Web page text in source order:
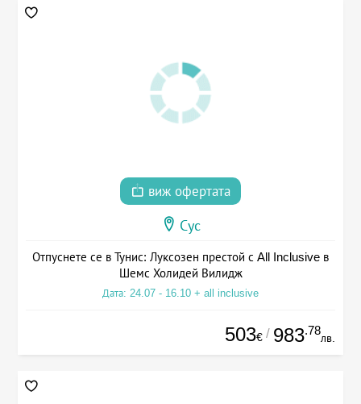
виж офертата
Сус
Отпуснете се в Тунис: Луксозен престой с All Inclusive в
Шемс Холидей Вилидж
Дата: 24.07 - 16.10 + all inclusive
503€ / 983.78
лв.